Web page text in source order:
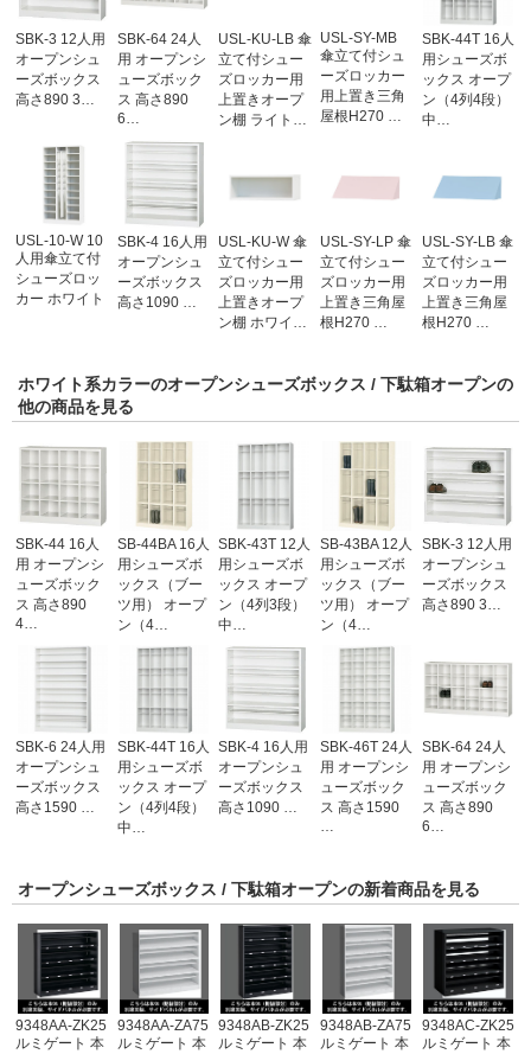
SBK-3 12人用
オープンシュ
ーズボックス
高さ890 3…
SBK-64 24人
用 オープンシ
ューズボック
ス 高さ890
6…
USL-KU-LB 傘
立て付シュー
ズロッカー用
上置きオープ
ン棚 ライト…
USL-SY-MB
傘立て付シュ
ーズロッカー
用上置き三角
屋根H270 …
SBK-44T 16人
用シューズボ
ックス オープ
ン（4列4段）
中…
USL-10-W 10
人用傘立て付
シューズロッ
カー ホワイト
SBK-4 16人用
オープンシュ
ーズボックス
高さ1090 …
USL-KU-W 傘
立て付シュー
ズロッカー用
上置きオープ
ン棚 ホワイ…
USL-SY-LP 傘
立て付シュー
ズロッカー用
上置き三角屋
根H270 …
USL-SY-LB 傘
立て付シュー
ズロッカー用
上置き三角屋
根H270 …
ホワイト系カラーのオープンシューズボックス / 下駄箱オープンの
他の商品を見る
SBK-44 16人
用 オープンシ
ューズボック
ス 高さ890
4…
SB-44BA 16人
用シューズボ
ックス（ブー
ツ用） オープ
ン（4…
SBK-43T 12人
用シューズボ
ックス オープ
ン（4列3段）
中…
SB-43BA 12人
用シューズボ
ックス（ブー
ツ用） オープ
ン（4…
SBK-3 12人用
オープンシュ
ーズボックス
高さ890 3…
SBK-6 24人用
オープンシュ
ーズボックス
高さ1590 …
SBK-44T 16人
用シューズボ
ックス オープ
ン（4列4段）
中…
SBK-4 16人用
オープンシュ
ーズボックス
高さ1090 …
SBK-46T 24人
用 オープンシ
ューズボック
ス 高さ1590
…
SBK-64 24人
用 オープンシ
ューズボック
ス 高さ890
6…
オープンシューズボックス / 下駄箱オープンの新着商品を見る
9348AA-ZK25
ルミゲート 本
9348AA-ZA75
ルミゲート 本
9348AB-ZK25
ルミゲート 本
9348AB-ZA75
ルミゲート 本
9348AC-ZK25
ルミゲート 本